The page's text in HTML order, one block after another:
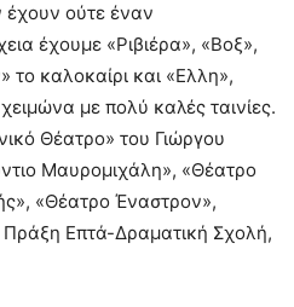
έχουν ούτε έναν
έχουμε «Ριβιέρα», «Βοξ»,
το καλοκαίρι και «Ελλη»,
με πολύ καλές ταινίες.
Θέατρο» του Γιώργου
Μαυρομιχάλη», «Θέατρο
«Θέατρο Έναστρον»,
Επτά-Δραματική Σχολή,